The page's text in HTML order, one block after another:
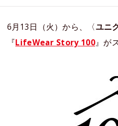
6月13日（火）から、〈ユニ
『LifeWear Story 100』が